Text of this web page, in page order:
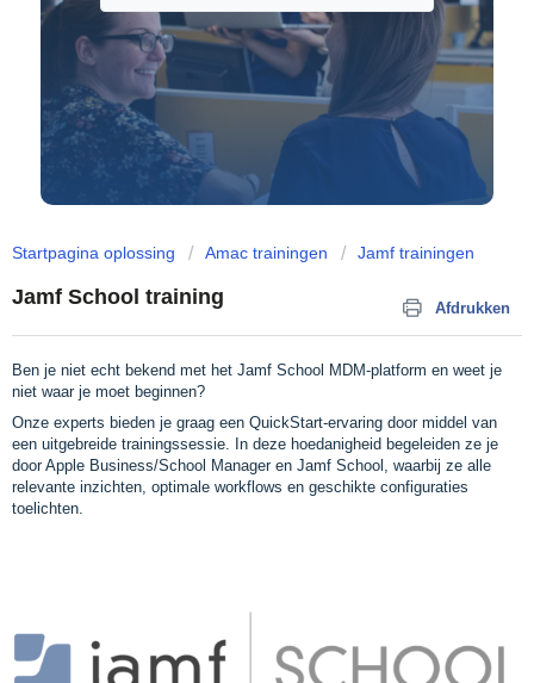
Startpagina oplossing Amac trainingen Jamf trainingen
Jamf School training Afdrukken
Ben je niet echt bekend met het Jamf School MDM-platform en weet je
niet waar je moet beginnen?
Onze experts bieden je graag een QuickStart-ervaring door middel van
een uitgebreide trainingssessie. In deze hoedanigheid begeleiden ze je
door Apple Business/School Manager en Jamf School, waarbij ze alle
relevante inzichten, optimale workflows en geschikte configuraties
toelichten.